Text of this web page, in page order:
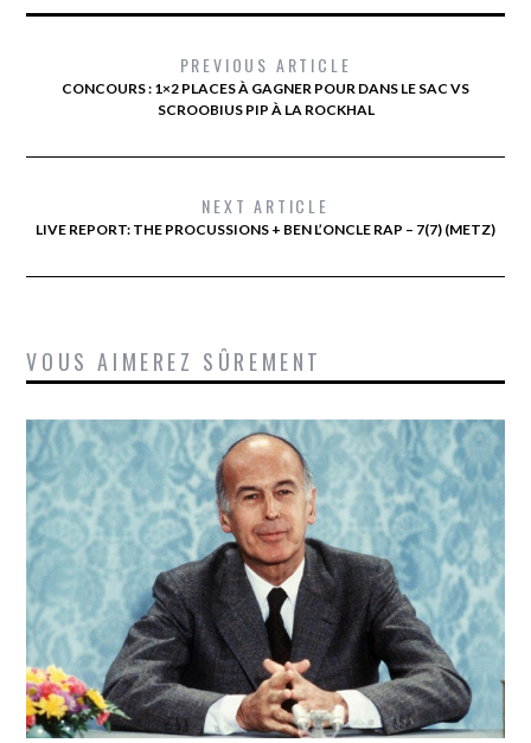
PREVIOUS ARTICLE
CONCOURS : 1×2 PLACES À GAGNER POUR DANS LE SAC VS
SCROOBIUS PIP À LA ROCKHAL
NEXT ARTICLE
LIVE REPORT: THE PROCUSSIONS + BEN L’ONCLE RAP – 7(7) (METZ)
VOUS AIMEREZ SÛREMENT